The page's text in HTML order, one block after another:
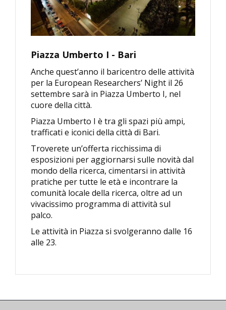
Piazza Umberto I - Bari
Anche quest’anno il baricentro delle attività
per la European Researchers’ Night il 26
settembre sarà in Piazza Umberto I, nel
cuore della città.
Piazza Umberto I è tra gli spazi più ampi,
trafficati e iconici della città di Bari.
Troverete un’offerta ricchissima di
esposizioni per aggiornarsi sulle novità dal
mondo della ricerca, cimentarsi in attività
pratiche per tutte le età e incontrare la
comunità locale della ricerca, oltre ad un
vivacissimo programma di attività sul
palco.
Le attività in Piazza si svolgeranno dalle 16
alle 23.